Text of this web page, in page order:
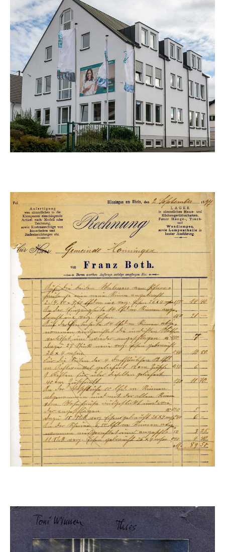
1995
Individuell
Die Sparkasse Neuwied bekommt eine der ersten
Kühldecken als Sonderanfertigung. Das Unternehmen
bezieht ein neues Bürogebäude in Bad Hönningen.
1897
Nachhaltig
Um die Jahrhundertwende wächst Hönningen. Durch die
Ansiedlung der chemischen Industrie steigt die
Bevölkerungszahl und der Wasserbedarf steigt. Franz Both
erhält den Auftrag, Quellen im Waldgebiet oberhalb des
Ortes zu erschließen und Rohrleitungen bis in den Ort zu
legen. Teile davon waren bis in die 50er Jahre im Gebrauch!